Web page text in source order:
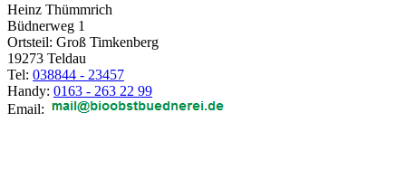
Heinz Thümmrich
Büdnerweg 1
Ortsteil: Groß Timkenberg
19273 Teldau
Tel: 038844 - 23457
Handy: 0163 - 263 22 99
Email: